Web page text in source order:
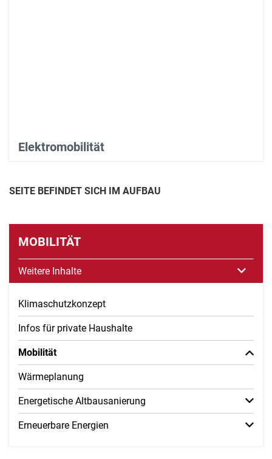
Elektromobilität
SEITE BEFINDET SICH IM AUFBAU
MOBILITÄT
Weitere Inhalte
Klimaschutzkonzept
Infos für private Haushalte
Mobilität
Wärmeplanung
Energetische Altbausanierung
Erneuerbare Energien